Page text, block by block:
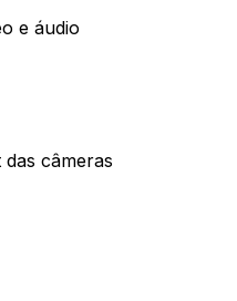
e áudio
câmeras